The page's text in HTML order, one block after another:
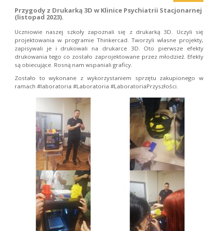
Przygody z Drukarką 3D w Klinice Psychiatrii Stacjonarnej
(listopad 2023).
Uczniowie naszej szkoły zapoznali się z drukarką 3D. Uczyli się
projektowania w programie Thinkercad. Tworzyli własne projekty,
zapisywali je i drukowali na drukarce 3D. Oto pierwsze efekty
drukowania tego co zostało zaprojektowane przez młodzież. Efekty
są obiecujące. Rosną nam wspaniali graficy.
Zostało to wykonane z wykorzystaniem sprzętu zakupionego w
ramach #laboratoria #Laboratoria #LaboratoriaPrzyszłości.